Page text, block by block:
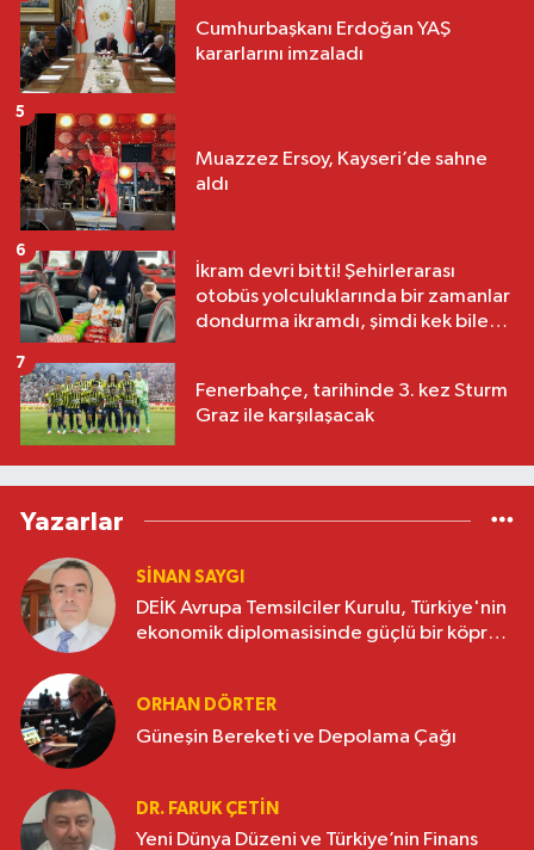
Cumhurbaşkanı Erdoğan YAŞ
kararlarını imzaladı
Muazzez Ersoy, Kayseri’de sahne
aldı
5
İkram devri bitti! Şehirlerarası
otobüs yolculuklarında bir zamanlar
dondurma ikramdı, şimdi kek bile
6
Fenerbahçe, tarihinde 3. kez Sturm
Graz ile karşılaşacak
7
Yazarlar
SINAN SAYGI
DEİK Avrupa Temsilciler Kurulu, Türkiye'nin
ekonomik diplomasisinde güçlü bir köprü
ORHAN DÖRTER
Güneşin Bereketi ve Depolama Çağı
DR. FARUK ÇETİN
Yeni Dünya Düzeni ve Türkiye’nin Finans